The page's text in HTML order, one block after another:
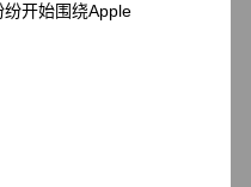
开始围绕Apple